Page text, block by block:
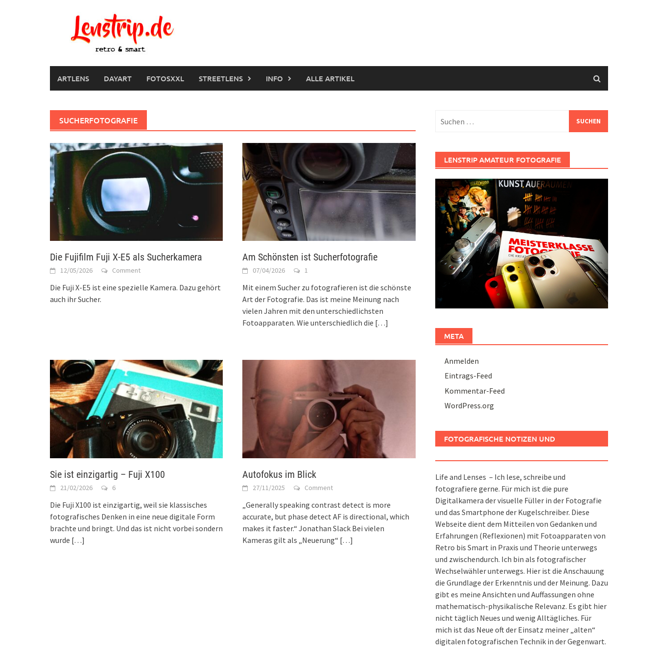
ARTLENS DAYART FOTOSXXL STREETLENS INFO ALLE ARTIKEL
SUCHERFOTOGRAFIE
Die Fujifilm Fuji X-E5 als Sucherkamera
12/05/2026 Comment
Die Fuji X-E5 ist eine spezielle Kamera. Dazu gehört
auch ihr Sucher.
Am Schönsten ist Sucherfotografie
07/04/2026 1
Mit einem Sucher zu fotografieren ist die schönste
Art der Fotografie. Das ist meine Meinung nach
vielen Jahren mit den unterschiedlichsten
Fotoapparaten. Wie unterschiedlich die […]
Sie ist einzigartig – Fuji X100
21/02/2026 6
Die Fuji X100 ist einzigartig, weil sie klassisches
fotografisches Denken in eine neue digitale Form
brachte und bringt. Und das ist nicht vorbei sondern
wurde […]
Autofokus im Blick
27/11/2025 Comment
„Generally speaking contrast detect is more
accurate, but phase detect AF is directional, which
makes it faster.“ Jonathan Slack Bei vielen
Kameras gilt als „Neuerung“ […]
nach:
LENSTRIP AMATEUR FOTOGRAFIE
META
Anmelden
Eintrags-Feed
Kommentar-Feed
WordPress.org
FOTOGRAFISCHE NOTIZEN UND
Life and Lenses – Ich lese, schreibe und
fotografiere gerne. Für mich ist die pure
Digitalkamera der visuelle Füller in der Fotografie
und das Smartphone der Kugelschreiber. Diese
Webseite dient dem Mitteilen von Gedanken und
Erfahrungen (Reflexionen) mit Fotoapparaten von
Retro bis Smart in Praxis und Theorie unterwegs
und zwischendurch. Ich bin als fotografischer
Wechselwähler unterwegs. Hier ist die Anschauung
die Grundlage der Erkenntnis und der Meinung. Dazu
gibt es meine Ansichten und Auffassungen ohne
mathematisch-physikalische Relevanz. Es gibt hier
nicht täglich Neues und wenig Alltägliches. Für
mich ist das Neue oft der Einsatz meiner „alten“
digitalen fotografischen Technik in der Gegenwart.